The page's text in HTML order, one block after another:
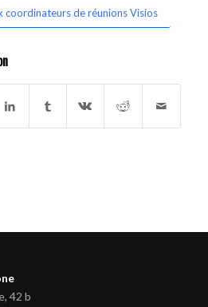
coordinateurs de réunions Visios
42 b